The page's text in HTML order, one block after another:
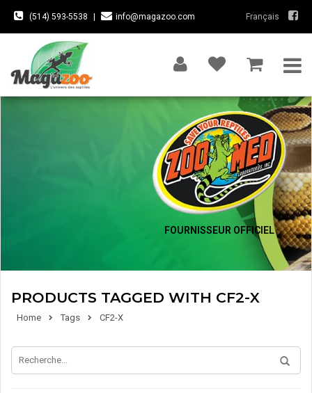
(514) 593-5538 info@magazoo.com Français
FOURNISSEUR OFFICIEL
PRODUCTS TAGGED WITH CF2-X
Home Tags CF2-X